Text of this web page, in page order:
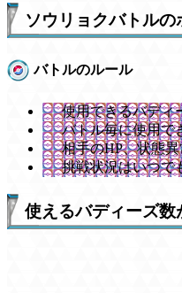
ソウリョクバトル
バトルのルール
使用できるバディ
バトル毎に使用で
相手のHP、状態
挑戦状況はいつで
使えるバディーズ数